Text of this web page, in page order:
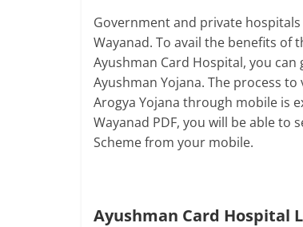
Government and private
Wayanad. To avail the benefits of
Ayushman Card Hospital, you
Ayushman Yojana. The process
Arogya Yojana through mobile is
Wayanad PDF, you will be able to
Scheme from your mobile.
Ayushman Card Hospital